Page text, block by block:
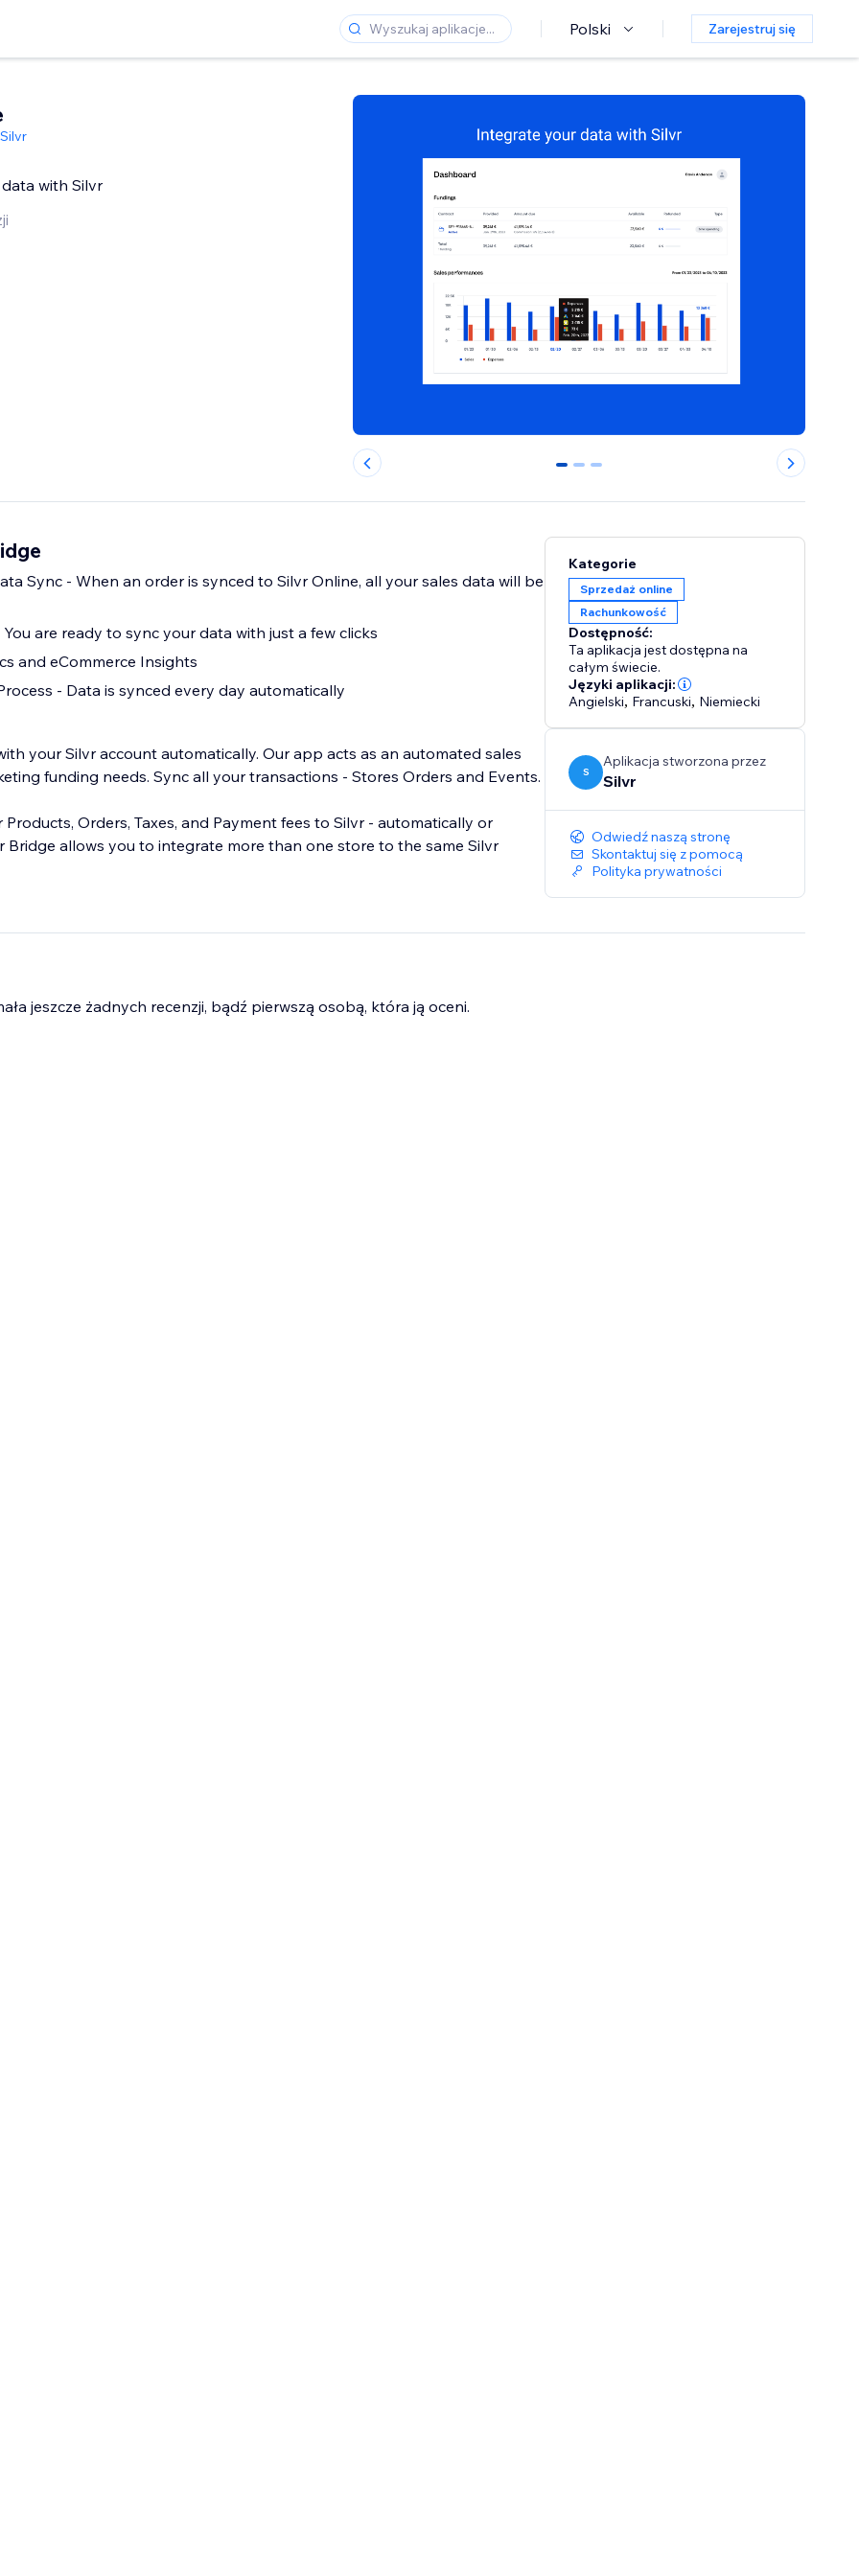
Polski Zarejestruj się
Silvr
Integrate your data with Silvr
0 1 2
Sync - When an order is synced to Silvr Online, all your sales data will be
are ready to sync your data with just a few clicks
and eCommerce Insights
- Data is synced every day automatically
your Silvr account automatically. Our app acts as an automated sales
funding needs. Sync all your transactions - Stores Orders and Events.
Bridge allows you to integrate more than one store to the same Silvr
Kategorie
Sprzedaż online
Rachunkowość
Dostępność:
Ta aplikacja jest dostępna na
całym świecie.
Języki aplikacji:
Angielski, Francuski, Niemiecki
S
Aplikacja stworzona przez
Silvr
Odwiedź naszą stronę
Skontaktuj się z pomocą
Polityka prywatności
jeszcze żadnych recenzji, bądź pierwszą osobą, która ją oceni.